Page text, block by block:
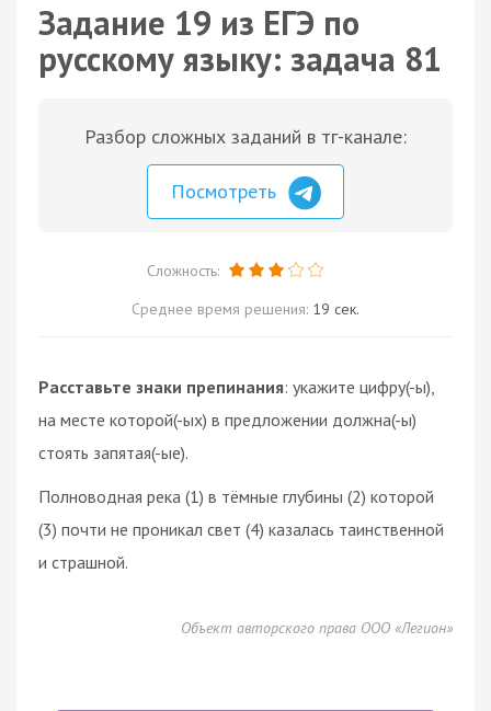
Задание 19 из ЕГЭ по
русскому языку: задача 81
Разбор сложных заданий в тг-канале:
Посмотреть
Сложность:
Среднее время решения: 19 сек.
Расставьте знаки препинания: укажите цифру(-ы),
на месте которой(-ых) в предложении должна(-ы)
стоять запятая(-ые).
Полноводная река (1) в тёмные глубины (2) которой
(3) почти не проникал свет (4) казалась таинственной
и страшной.
Объект авторского права ООО «Легион»